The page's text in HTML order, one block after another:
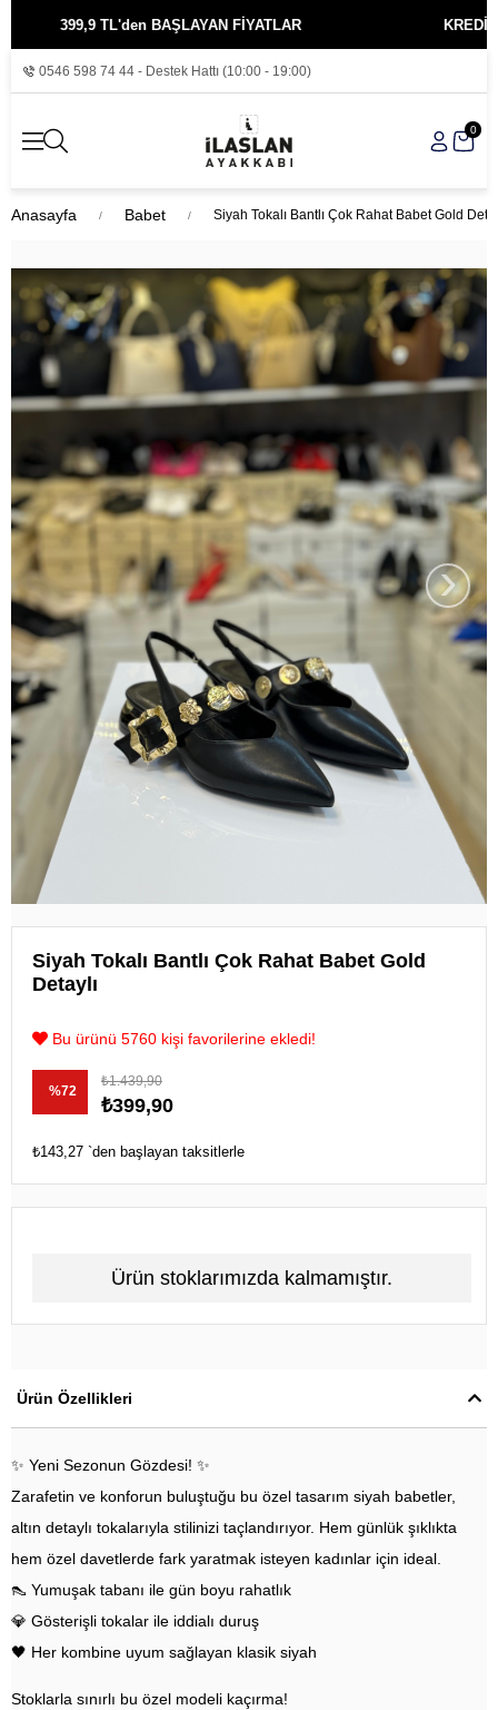
399,9 TL'den BAŞLAYAN FİYATLAR KREDİ
0546 598 74 44 - Destek Hattı (10:00 - 19:00)
0
Anasayfa Babet Siyah Tokalı Bantlı Çok Rahat Babet Gold
›
Siyah Tokalı Bantlı Çok Rahat Babet Gold
Detaylı
Bu ürünü 5760 kişi favorilerine ekledi!
%72
İndirim
₺1.439,90
₺399,90
₺143,27 `den başlayan taksitlerle
Ürün stoklarımızda kalmamıştır.
Ürün Özellikleri
✨ Yeni Sezonun Gözdesi! ✨
Zarafetin ve konforun buluştuğu bu özel tasarım siyah babetler,
altın detaylı tokalarıyla stilinizi taçlandırıyor. Hem günlük şıklıkta
hem özel davetlerde fark yaratmak isteyen kadınlar için ideal.
👠 Yumuşak tabanı ile gün boyu rahatlık
💎 Gösterişli tokalar ile iddialı duruş
🖤 Her kombine uyum sağlayan klasik siyah
Stoklarla sınırlı bu özel modeli kaçırma!